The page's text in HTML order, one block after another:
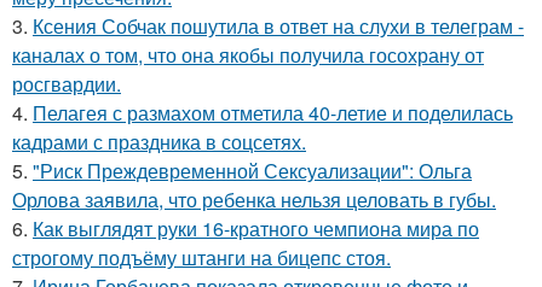
3. Ксения Собчак пошутила в ответ на слухи в телеграм -
каналах о том, что она якобы получила госохрану от
росгвардии.
4. Пелагея с размахом отметила 40-летие и поделилась
кадрами с праздника в соцсетях.
5. "Риск Преждевременной Сексуализации": Ольга
Орлова заявила, что ребенка нельзя целовать в губы.
6. Как выглядят руки 16-кратного чемпиона мира по
строгому подъёму штанги на бицепс стоя.